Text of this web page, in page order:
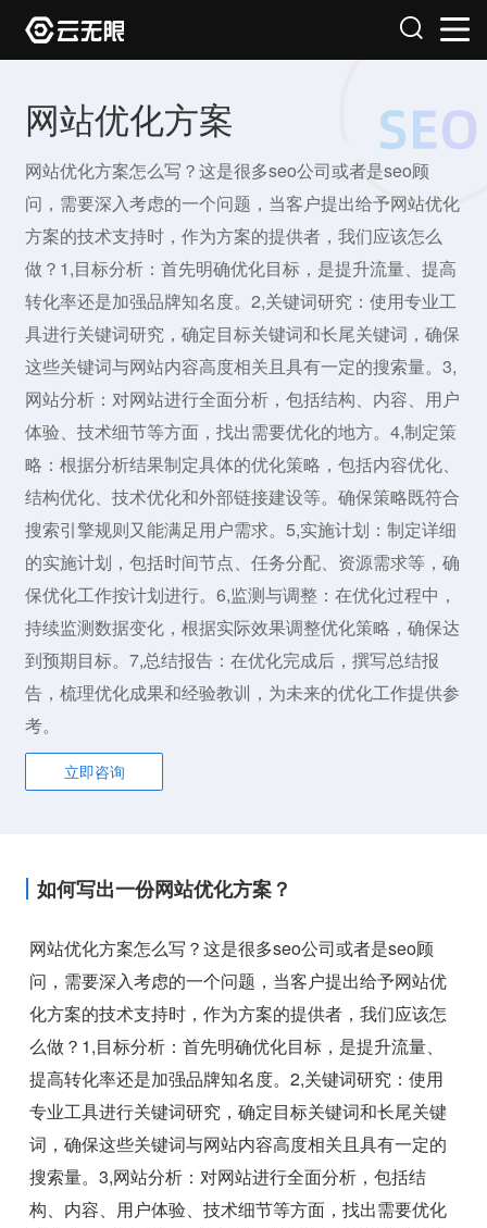
网站优化方案
网站优化方案怎么写？这是很多seo公司或者是seo顾
问，需要深入考虑的一个问题，当客户提出给予网站优化
方案的技术支持时，作为方案的提供者，我们应该怎么
做？1,目标分析：首先明确优化目标，是提升流量、提高
转化率还是加强品牌知名度。2,关键词研究：使用专业工
具进行关键词研究，确定目标关键词和长尾关键词，确保
这些关键词与网站内容高度相关且具有一定的搜索量。3,
网站分析：对网站进行全面分析，包括结构、内容、用户
体验、技术细节等方面，找出需要优化的地方。4,制定策
略：根据分析结果制定具体的优化策略，包括内容优化、
结构优化、技术优化和外部链接建设等。确保策略既符合
搜索引擎规则又能满足用户需求。5,实施计划：制定详细
的实施计划，包括时间节点、任务分配、资源需求等，确
保优化工作按计划进行。6,监测与调整：在优化过程中，
持续监测数据变化，根据实际效果调整优化策略，确保达
到预期目标。7,总结报告：在优化完成后，撰写总结报
告，梳理优化成果和经验教训，为未来的优化工作提供参
考。
立即咨询
如何写出一份网站优化方案？
网站优化方案怎么写？这是很多seo公司或者是seo顾
问，需要深入考虑的一个问题，当客户提出给予网站优
化方案的技术支持时，作为方案的提供者，我们应该怎
么做？1,目标分析：首先明确优化目标，是提升流量、
提高转化率还是加强品牌知名度。2,关键词研究：使用
专业工具进行关键词研究，确定目标关键词和长尾关键
词，确保这些关键词与网站内容高度相关且具有一定的
搜索量。3,网站分析：对网站进行全面分析，包括结
构、内容、用户体验、技术细节等方面，找出需要优化